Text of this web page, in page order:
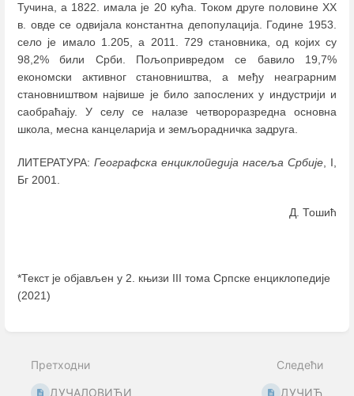
Тучина, а 1822. имала је 20 кућа. Током друге половине XX
в. овде се одвијала константна депопулација. Године 1953.
село је имало 1.205, а 2011. 729 становника, од којих су
98,2% били Срби. Пољопривредом се бавило 19,7%
економски активног становништва, а међу неаграрним
становништвом највише је било запослених у индустрији и
саобраћају. У селу се налазе четвороразредна основна
школа, месна канцеларија и земљорадничка задруга.
ЛИТЕРАТУРА: Географска енциклопедија насеља Србије , I,
Бг 2001.
Д. Тошић
*Текст је објављен у 2. књизи III тома Српске енциклопедије
(2021)
mode
Претходни
ДУЧАЛОВИЋИ
Следећи
ДУЧИЋ